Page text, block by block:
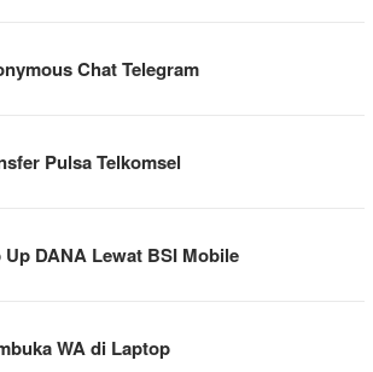
Chat Telegram
Pulsa Telkomsel
Up DANA Lewat BSI Mobile
WA di Laptop